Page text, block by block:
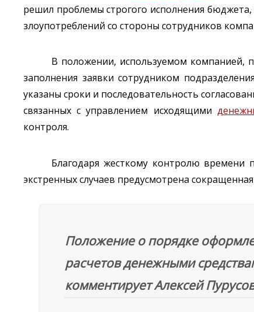
решил проблемы строгого исполнения
злоупотреблений со стороны сотрудников
В положении, используемом компанией,
заполнения заявки сотрудником
указаны сроки и последовательность
связанных с управлением исходящими
контроля.
Благодаря жесткому контролю времени
экстренных случаев предусмотрена
Положение о порядке
расчетов денежными
комментирует Алексей